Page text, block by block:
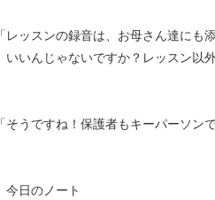
「レッスンの録音は、お母さん達にも
いいんじゃないですか？レッスン以
「そうですね！保護者もキーパーソン
今日のノート